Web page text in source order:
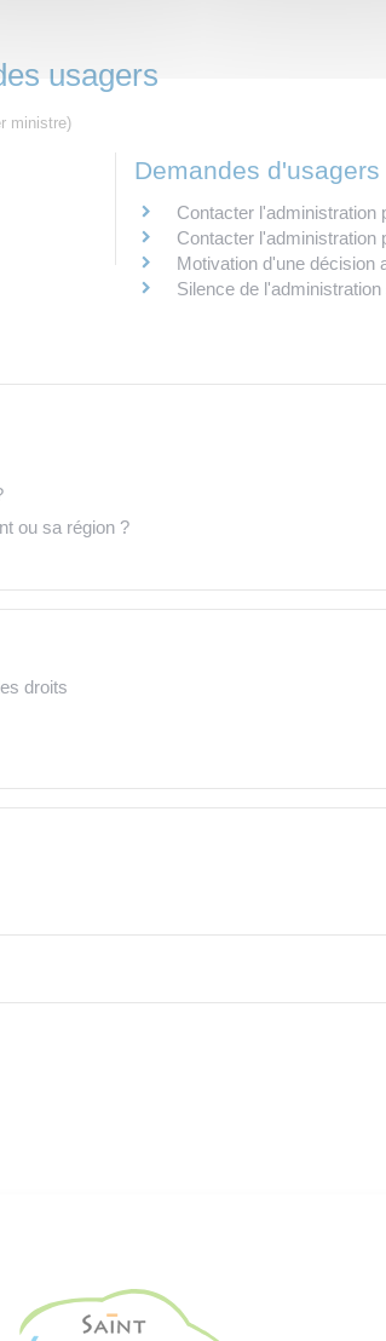
usagers
ministre)
Demandes d'usagers
Contacter l'administration
Contacter l'administration
Motivation d'une décision
Silence de
ou sa région ?
droits